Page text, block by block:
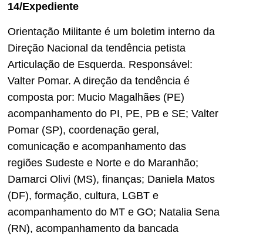
14/Expediente
Orientação Militante é um boletim interno da
Direção Nacional da tendência petista
Articulação de Esquerda. Responsável:
Valter Pomar. A direção da tendência é
composta por: Mucio Magalhães (PE)
acompanhamento do PI, PE, PB e SE; Valter
Pomar (SP), coordenação geral,
comunicação e acompanhamento das
regiões Sudeste e Norte e do Maranhão;
Damarci Olivi (MS), finanças; Daniela Matos
(DF), formação, cultura, LGBT e
acompanhamento do MT e GO; Natalia Sena
(RN), acompanhamento da bancada